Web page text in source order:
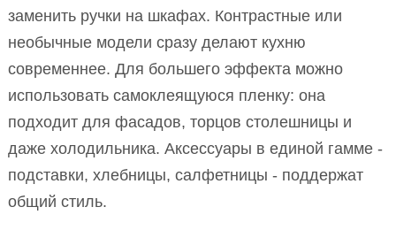
заменить ручки на шкафах. Контрастные или
необычные модели сразу делают кухню
современнее. Для большего эффекта можно
использовать самоклеящуюся пленку: она
подходит для фасадов, торцов столешницы и
даже холодильника. Аксессуары в единой гамме -
подставки, хлебницы, салфетницы - поддержат
общий стиль.